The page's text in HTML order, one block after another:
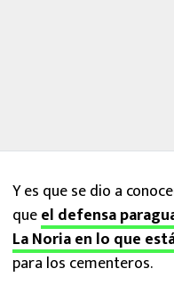
Y es que se dio a
queel defensa
La Noria en lo que
para los cementeros.